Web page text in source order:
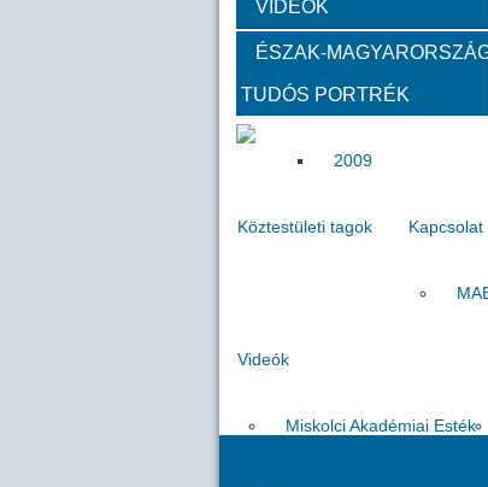
Határon túli kapcsolatok
2020
2009
Köztestületi tagok Kapcsolat
Videók
Miskolci Akadémiai Esték
VIDEÓK
ÉSZAK-
TUDÓS PORTRÉK